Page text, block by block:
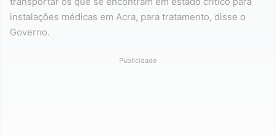
instalações médicas em Acra, para tratamento, disse o
Governo.
Publicidade